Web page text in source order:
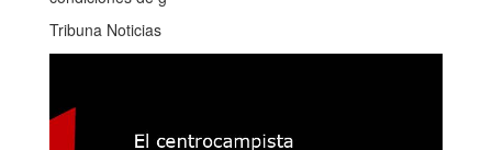
Tribuna Noticias